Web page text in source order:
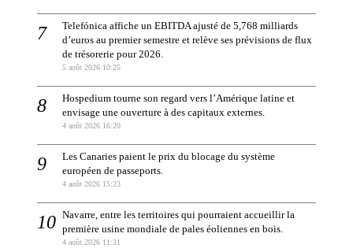
Telefónica affiche un EBITDA ajusté de 5,768 milliards
d’euros au premier semestre et relève ses prévisions de flux
de trésorerie pour 2026.
5 août 2026 10:25
Hospedium tourne son regard vers l’Amérique latine et
envisage une ouverture à des capitaux externes.
4 août 2026 16:20
Les Canaries paient le prix du blocage du système
européen de passeports.
4 août 2026 15:23
Navarre, entre les territoires qui pourraient accueillir la
première usine mondiale de pales éoliennes en bois.
4 août 2026 11:31